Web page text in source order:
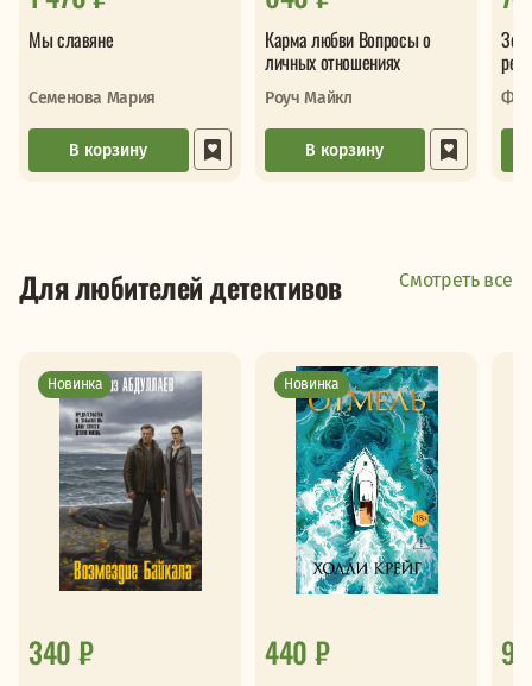
Мы славяне
Семенова Мария
В корзину
Карма любви Вопросы о
личных отношениях
Роуч Майкл
В корзину
Для любителей детективов Смотреть все
Новинка
340 ₽
Новинка
440 ₽